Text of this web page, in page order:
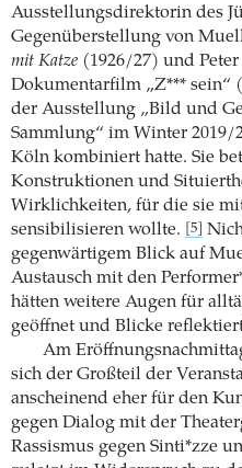
Ausstellungsdirektorin des
Gegenüberstellung von
mit Katze (1926/27) und
Dokumentarfilm „Z*** sein“
der Ausstellung „Bild und
Sammlung“ im Winter
Köln kombiniert hatte. Sie
Konstruktionen und
Wirklichkeiten, für die sie
sensibilisieren wollte.
[5]
gegenwärtigem Blick auf
Austausch mit den
hätten weitere Augen für
geöffnet und Blicke
Am
sich der Großteil der
anscheinend eher für den
gegen Dialog mit der
Rassismus gegen Sinti*zze